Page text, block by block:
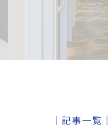
│記事一覧│